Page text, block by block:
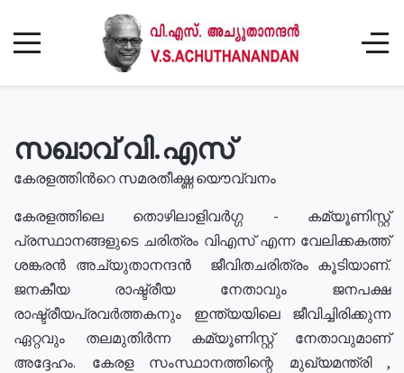
സഖാവ് വി.എസ്
കേരളത്തിൻറെ സമരതീക്ഷ്ണ യൌവ്വനം
കേരളത്തിലെ തൊഴിലാളിവർഗ്ഗ - കമ്യൂണിസ്റ്റ്
പ്രസ്ഥാനങ്ങളുടെ ചരിത്രം വിഎസ് എന്ന വേലിക്കകത്ത്
ശങ്കരൻ അച്യുതാനന്ദൻ ജീവിതചരിത്രം കൂടിയാണ്.
ജനകീയ രാഷ്ട്രീയ നേതാവും ജനപക്ഷ
രാഷ്ട്രീയപ്രവർത്തകനും ഇന്ത്യയിലെ ജീവിച്ചിരിക്കുന്ന
ഏറ്റവും തലമുതിർന്ന കമ്യൂണിസ്റ്റ് നേതാവുമാണ്
അദ്ദേഹം. കേരള സംസ്ഥാനത്തിന്റെ മുഖ്യമന്ത്രി ,